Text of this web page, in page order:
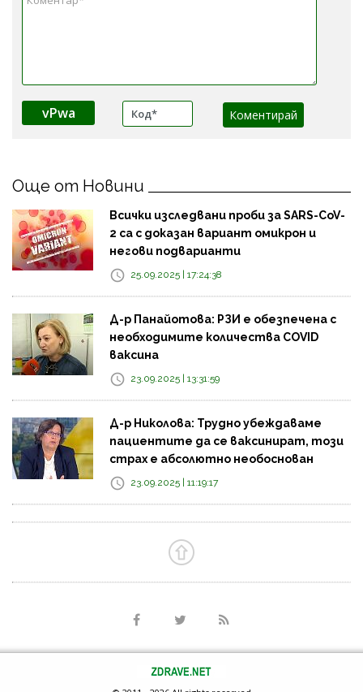
vPwa
Още от Новини
Всички изследвани проби за SARS-CoV-
2 са с доказан вариант омикрон и
негови подварианти
25.09.2025 | 17:24:38
Д-р Панайотова: РЗИ е обезпечена с
необходимите количества COVID
ваксина
23.09.2025 | 13:31:59
Д-р Николова: Трудно убеждаваме
пациентите да се ваксинират, този
страх е абсолютно необоснован
23.09.2025 | 11:19:17